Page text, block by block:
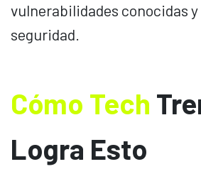
vulnerabilidades conocidas y
seguridad.
Cómo Tech
Logra Esto